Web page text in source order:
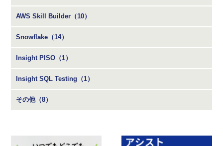
AWS Skill Builder（10）
Snowflake（14）
Insight PISO（1）
Insight SQL Testing（1）
その他（8）